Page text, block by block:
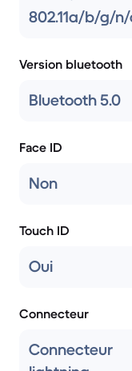
802.11a/b/g/
Version bluetooth
Bluetooth 5.0
Face ID
Non
Touch ID
Oui
Connecteur
Connecteur